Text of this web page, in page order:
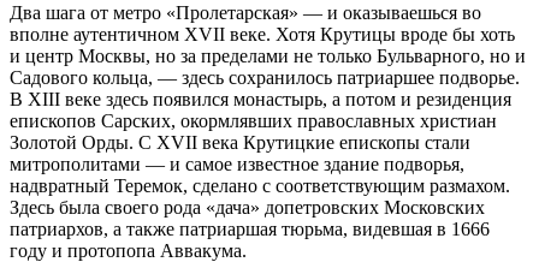
Два шага от метро «Пролетарская» — и оказываешься во
вполне аутентичном XVII веке. Хотя Крутицы вроде бы хоть
и центр Москвы, но за пределами не только Бульварного, но и
Садового кольца, — здесь сохранилось патриаршее подворье.
В XIII веке здесь появился монастырь, а потом и резиденция
епископов Сарских, окормлявших православных христиан
Золотой Орды. С XVII века Крутицкие епископы стали
митрополитами — и самое известное здание подворья,
надвратный Теремок, сделано с соответствующим размахом.
Здесь была своего рода «дача» допетровских Московских
патриархов, а также патриаршая тюрьма, видевшая в 1666
году и протопопа Аввакума.